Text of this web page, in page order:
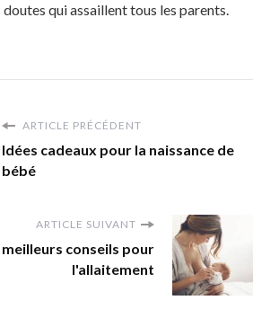
qui assaillent tous les parents.
ARTICLE PRÉCÉDENT
Idées cadeaux pour la naissance de
bébé
ARTICLE SUIVANT
meilleurs conseils pour
l'allaitement